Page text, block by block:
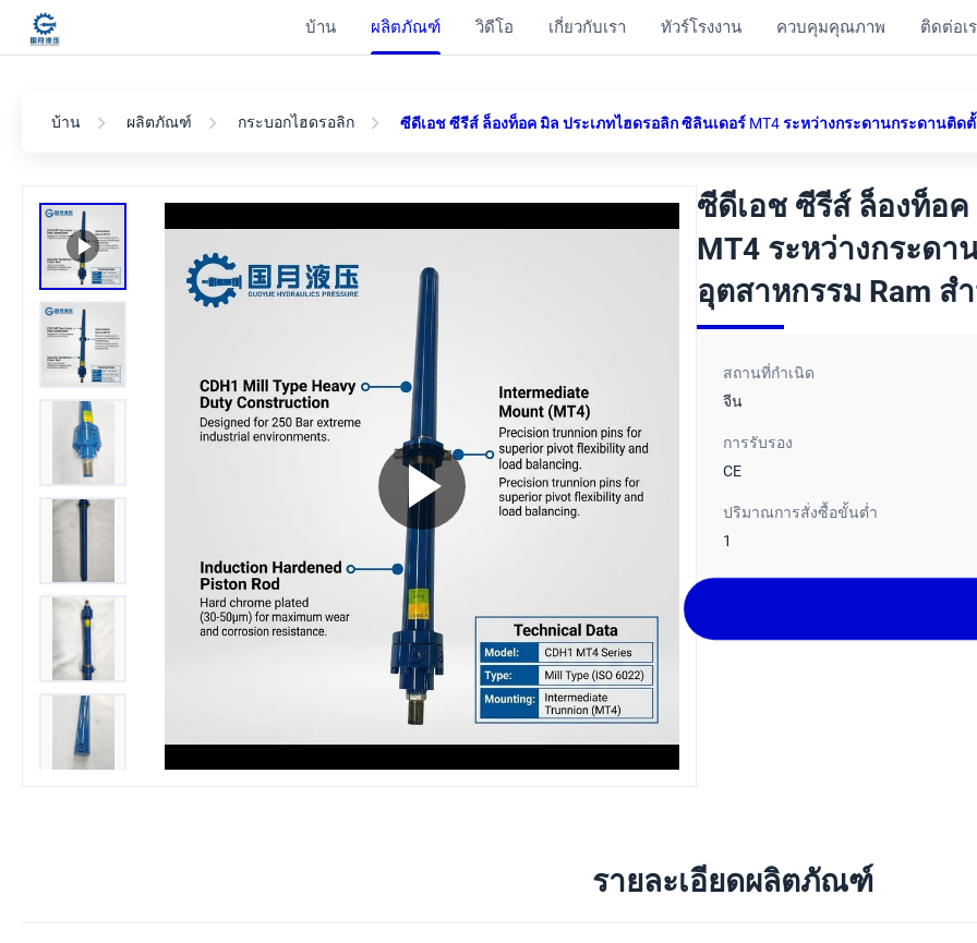
บ้าน ผลิตภัณฑ์ วิดีโอ เกี่ยวกับเรา ทัวร์โรงงาน ควบคุมคุณภาพ ติดต่อเ
บ้าน ผลิตภัณฑ์ กระบอกไฮดรอลิก ซีดีเอช ซีรีส์ ล็องท็อค มิล ประเภทไฮดรอลิก ซิลินเดอร์ MT4 ระหว่างกระดานกระดานติ
ซีดีเอช ซีรีส์ ล็องท็อ
MT4 ระหว่างกระด
อุตสาหกรรม Ram สํ
สถานที่กำเนิด
จีน
การรับรอง
CE
ปริมาณการสั่งซื้อขั้นต่ำ
1
รายละเอียดผลิตภัณฑ์